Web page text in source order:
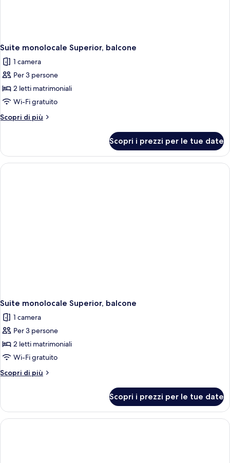
Suite monolocale Superior, balcone
1 camera
Per 3 persone
2 letti matrimoniali
Wi-Fi gratuito
Scopri di più
Altri
monolocale
Superior,
balcone
Scopri i prezzi per le tue date
Suite monolocale Superior, balcone
1 camera
Per 3 persone
2 letti matrimoniali
Wi-Fi gratuito
Scopri di più
Altri
monolocale
Superior,
balcone
Scopri i prezzi per le tue date